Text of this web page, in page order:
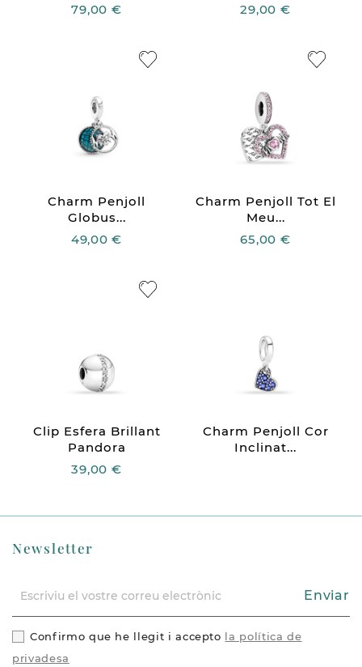
79,00 €
29,00 €
Charm Penjoll
Globus...
49,00 €
Charm Penjoll Tot El
Meu...
65,00 €
Clip Esfera Brillant
Pandora
39,00 €
Charm Penjoll Cor
Inclinat...
Newsletter
Enviar
Confirmo que he llegit i accepto la política de
privadesa